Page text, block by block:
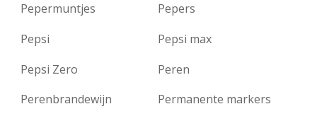
Pepermuntjes
Pepers
Pepsi
Pepsi max
Pepsi Zero
Peren
Perenbrandewijn
Permanente markers